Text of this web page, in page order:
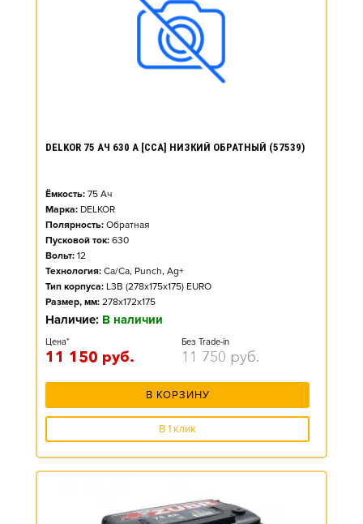
DELKOR 75 АЧ 630 А [CCA] НИЗКИЙ ОБРАТНЫЙ (57539)
Ёмкость: 75 Ач
Марка: DELKOR
Полярность: Обратная
Пусковой ток: 630
Вольт: 12
Технология: Ca/Ca, Punch, Ag+
Тип корпуса: L3B (278x175x175) EURO
Размер, мм: 278x172x175
Наличие: В наличии
Цена*
11 150 руб.
Без Trade-in
11 750 руб.
В КОРЗИНУ
В 1 клик